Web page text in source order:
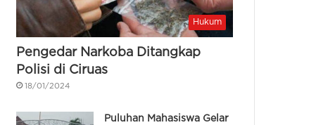
Hukum
Pengedar Narkoba Ditangkap
Polisi di Ciruas
18/01/2024
Puluhan Mahasiswa Gelar